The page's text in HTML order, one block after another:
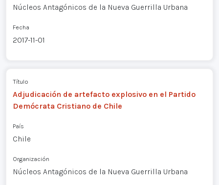
Núcleos Antagónicos de la Nueva Guerrilla Urbana
Fecha
2017-11-01
Título
Adjudicación de artefacto explosivo en el Partido
Demócrata Cristiano de Chile
País
Chile
Organización
Núcleos Antagónicos de la Nueva Guerrilla Urbana